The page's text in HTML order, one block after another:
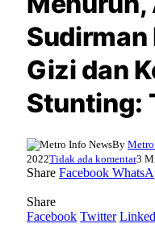
Sudirman
Gizi dan
Stunting:
By
2022Tidak ada komentar3
Share Facebook
Share
Facebook Twitter